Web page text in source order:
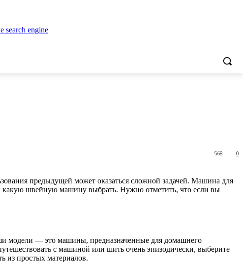
0
568
предыдущей может оказаться сложной задачей. Машина для
швейную машину выбрать. Нужно отметить, что если вы
модели — это машины, предназначенные для домашнего
с машиной или шить очень эпизодически, выберите
из простых материалов.